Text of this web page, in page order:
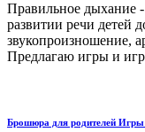
Правильное дыхание
развитии речи детей
звукопроизношение,
Предлагаю игры и
Брошюра для родителей Игры